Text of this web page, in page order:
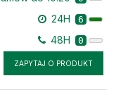
24H 6
48H 0
ZAPYTAJ O PRODUKT